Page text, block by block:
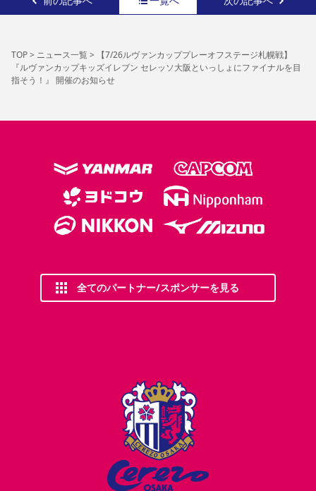
TOP> ニュース一覧>
【7/26ルヴァンカッププレーオフステージ札幌戦】
『ルヴァンカップキッズイレブン セレッソ大阪といっしょにファイナルを目
指そう！』 開催のお知らせ
全てのパートナー/スポンサーを見る